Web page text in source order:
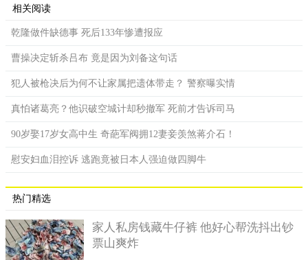
其中八旗兵和绿营兵是清政府最为重视的两支，军人待遇极
抗外敌，清政府灭亡后，这两支军队也随之解散，其中有部分士
兵加入地方军队。
湘军因慈禧太后顾忌、威胁统治，军队被拆散为好几部分，
最后都被国民党收编。至于北洋水师在甲午战争中大败，清政府
万，这些军队后来就变成了袁世凯军阀的主要兵力。
相关阅读
乾隆做件缺德事 死后133年惨遭报应
曹操决定斩杀吕布 竟是因为刘备这句话
犯人被枪决后为何不让家属把遗体带走？ 警察曝实情
真怕诸葛亮？他识破空城计却秒撤军 死前才告诉司马
90岁娶17岁女高中生 奇葩军阀拥12妻妾羡煞蒋介石！
慰安妇血泪控诉 逃跑竟被日本人强迫做四脚牛
热门精选
家人私房钱藏牛仔裤 他好心帮洗抖出钞
票山爽炸